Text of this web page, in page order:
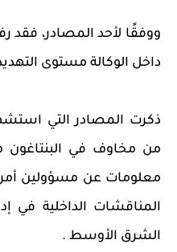
ووفقًا لأحد المصادر، فقد
داخل الوكالة مستوى
ذكرت المصادر التي
من مخاوف في
معلومات عن مسؤولين
المناقشات الداخلية في
الشرق الأوسط .